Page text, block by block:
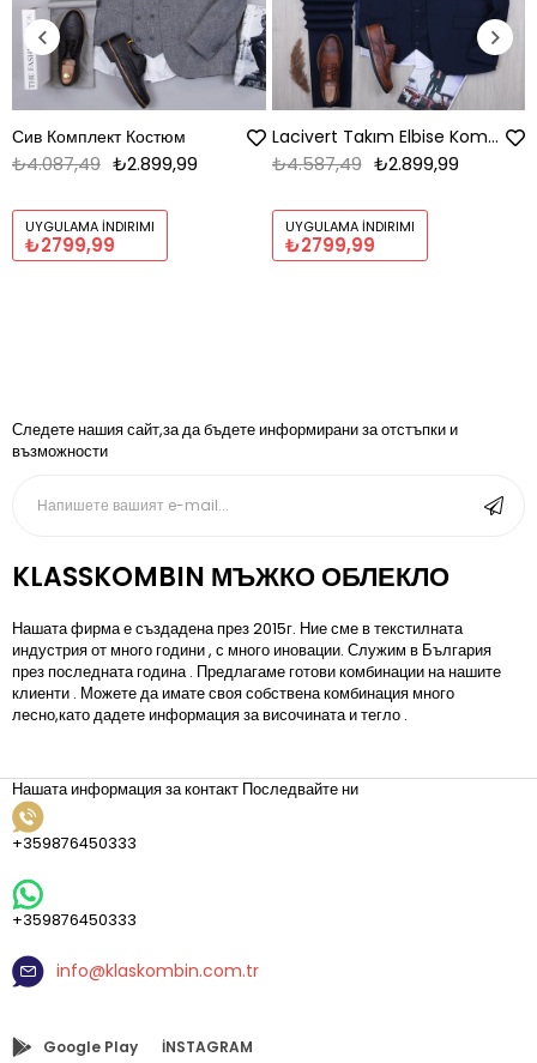
Сив Комплект Костюм
₺2.899,99
₺4.087,49
UYGULAMA İNDIRIMI
₺2799,99
Lacivert Takım Elbise Kombini
₺2.899,99
₺4.587,49
UYGULAMA İNDIRIMI
₺2799,99
Следете нашия сайт,за да бъдете информирани за отстъпки и
възможности
KLASSKOMBIN МЪЖКО ОБЛЕКЛО
Нашата фирма е създадена през 2015г. Ние сме в текстилната
индустрия от много години , с много иновации. Служим в България
през последната година . Предлагаме готови комбинации на нашите
клиенти . Можете да имате своя собствена комбинация много
лесно,като дадете информация за височината и тегло .
Нашата информация за контакт
+359876450333
+359876450333
info@klaskombin.com.tr
Последвайте ни
Google Play
İNSTAGRAM